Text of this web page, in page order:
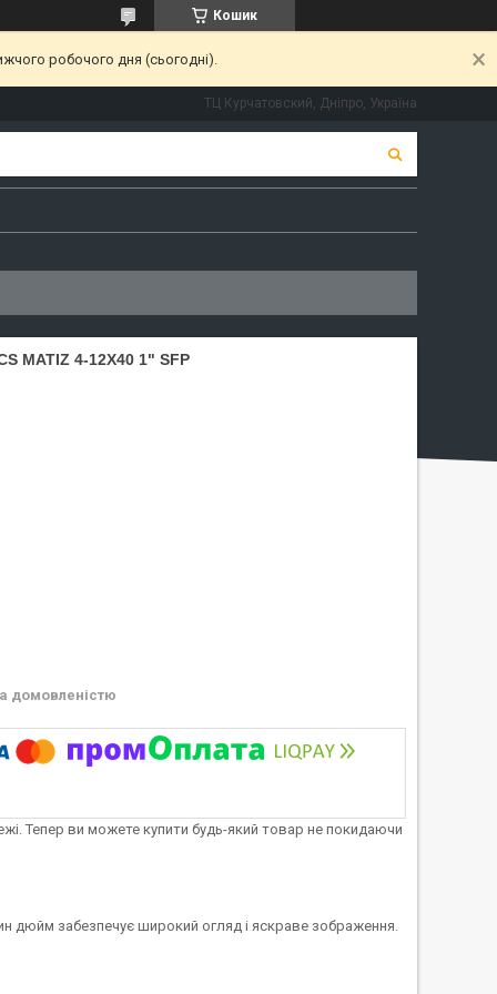
Кошик
робочого дня (сьогодні).
ТЦ Курчатовский, Дніпро, Україна
MATIZ 4-12X40 1" SFP
домовленістю
Тепер ви можете купити будь-який товар не покидаючи
дюйм забезпечує широкий огляд і яскраве зображення.